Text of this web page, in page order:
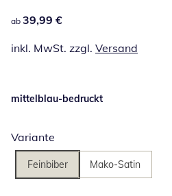
39,99 €
ab 39,99 €
inkl. MwSt. zzgl. Versand
mittelblau-bedruckt
Variante
Feinbiber Mako-Satin